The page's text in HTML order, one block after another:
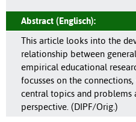
Abstract (Englisch):
This article looks into the
relationship between
empirical educational
focusses on the
central topics and problems
perspective. (DIPF/Orig.)